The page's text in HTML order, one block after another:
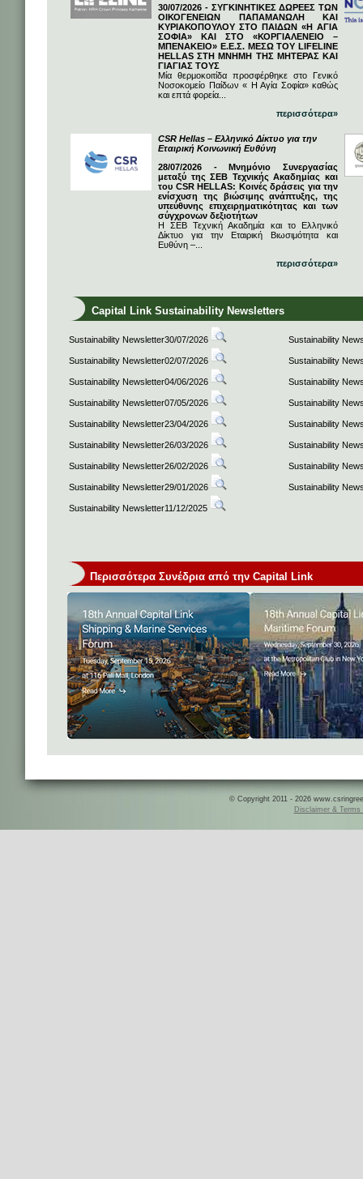
30/07/2026 - ΣΥΓΚΙΝΗΤΙΚΕΣ ΔΩΡΕΕΣ ΤΩΝ
ΟΙΚΟΓΕΝΕΙΩΝ ΠΑΠΑΜΑΝΩΛΗ ΚΑΙ
ΚΥΡΙΑΚΟΠΟΥΛΟΥ ΣΤΟ ΠΑΙΔΩΝ «Η ΑΓΙΑ
ΣΟΦΙΑ» ΚΑΙ ΣΤΟ «ΚΟΡΓΙΑΛΕΝΕΙΟ –
ΜΠΕΝΑΚΕΙΟ» Ε.Ε.Σ. ΜΕΣΩ ΤΟΥ LIFELINE
HELLAS ΣΤΗ ΜΝΗΜΗ ΤΗΣ ΜΗΤΕΡΑΣ ΚΑΙ
ΓΙΑΓΙΑΣ ΤΟΥΣ
Μία θερμοκοιτίδα προσφέρθηκε στο Γενικό
Νοσοκομείο Παίδων « Η Αγία Σοφία» καθώς
και επτά φορεία...
περισσότερα»
CSR Hellas – Ελληνικό Δίκτυο για την
Εταιρική Κοινωνική Ευθύνη
28/07/2026 - Μνημόνιο Συνεργασίας
μεταξύ της ΣΕΒ Τεχνικής Ακαδημίας και
του CSR HELLAS: Κοινές δράσεις για την
ενίσχυση της βιώσιμης ανάπτυξης, της
υπεύθυνης επιχειρηματικότητας και των
σύγχρονων δεξιοτήτων
Η ΣΕΒ Τεχνική Ακαδημία και το Ελληνικό
Δίκτυο για την Εταιρική Βιωσιμότητα και
Ευθύνη –...
περισσότερα»
Capital Link Sustainability Newsletters
Sustainability Newsletter30/07/2026 Sustainability
Sustainability Newsletter02/07/2026 Sustainability
Sustainability Newsletter04/06/2026 Sustainability
Sustainability Newsletter07/05/2026 Sustainability
Sustainability Newsletter23/04/2026 Sustainability
Sustainability Newsletter26/03/2026 Sustainability
Sustainability Newsletter26/02/2026 Sustainability
Sustainability Newsletter29/01/2026 Sustainability
Sustainability Newsletter11/12/2025
Περισσότερα Συνέδρια από την Capital Link
© Copyright 2011 - 2026
Disclaimer & Terms